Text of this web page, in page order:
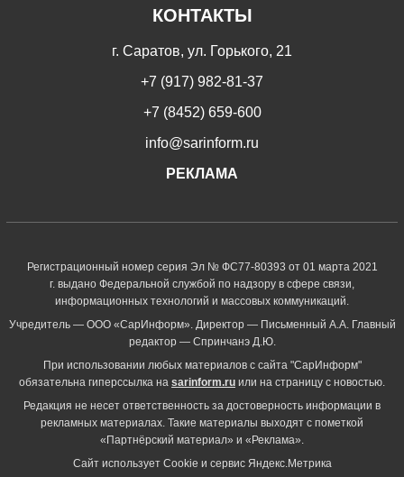
КОНТАКТЫ
г. Саратов, ул. Горького, 21
+7 (917) 982-81-37
+7 (8452) 659-600
info@sarinform.ru
РЕКЛАМА
Регистрационный номер серия Эл № ФС77-80393 от 01 марта 2021
г. выдано Федеральной службой по надзору в сфере связи,
информационных технологий и массовых коммуникаций.
Учредитель — ООО «СарИнформ». Директор — Письменный А.А. Главный
редактор — Спринчанэ Д.Ю.
При использовании любых материалов с сайта "СарИнформ"
обязательна гиперссылка на sarinform.ru или на страницу с новостью.
Редакция не несет ответственность за достоверность информации в
рекламных материалах. Такие материалы выходят с пометкой
«Партнёрский материал» и «Реклама».
Сайт использует Cookie и сервиc Яндекс.Метрика